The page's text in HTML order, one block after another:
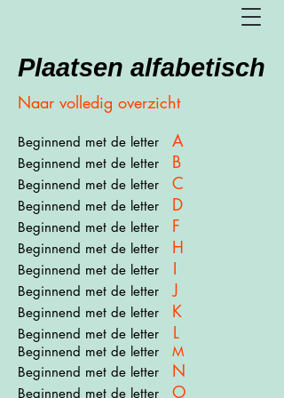
Plaatsen alfabetisch
Naar volledig overzicht
Beginnend met de letter A
Beginnend met de letter B
Beginnend met de letter C
Beginnend met de letter D
Beginnend met de letter F
Beginnend met de letter H
Beginnend met de letter I
Beginnend met de letter J
Beginnend met de letter K
Beginnend met de letter L
Beginnend met de letter M
Beginnend met de letter N
Beginnend met de letter O